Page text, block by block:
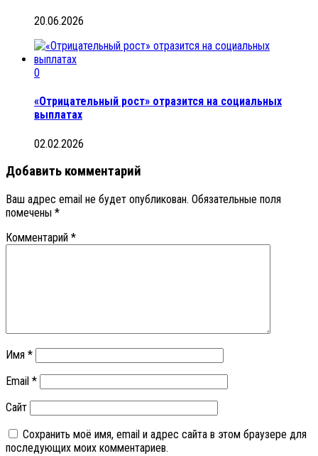
20.06.2026
0
«Отрицательный рост» отразится на социальных
выплатах
02.02.2026
Добавить комментарий
Ваш адрес email не будет опубликован. Обязательные поля
помечены *
Комментарий *
Имя *
Email *
Сайт
Сохранить моё имя, email и адрес сайта в этом браузере для
последующих моих комментариев.